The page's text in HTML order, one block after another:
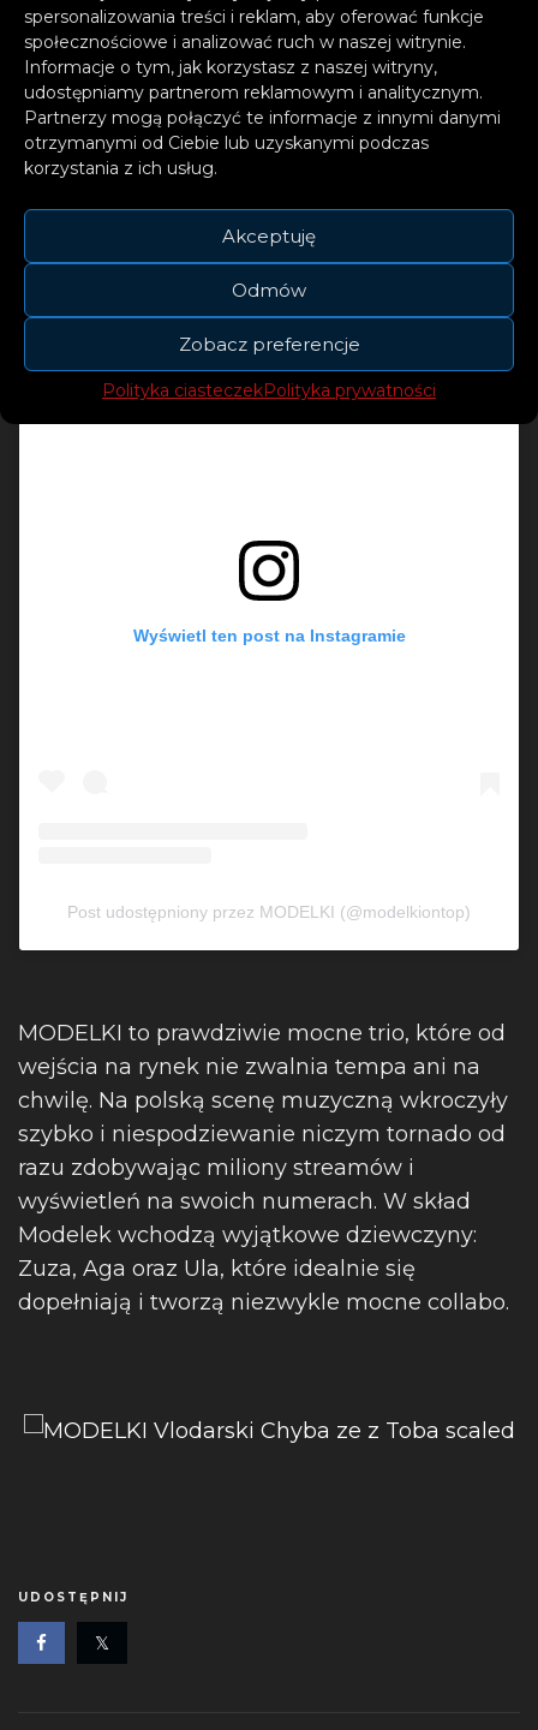
spersonalizowania treści i reklam, aby oferować funkcje
społecznościowe i analizować ruch w naszej witrynie.
Informacje o tym, jak korzystasz z naszej witryny,
udostępniamy partnerom reklamowym i analitycznym.
Partnerzy mogą połączyć te informacje z innymi danymi
otrzymanymi od Ciebie lub uzyskanymi podczas
korzystania z ich usług.
Akceptuję
Odmów
Zobacz preferencje
Polityka ciasteczekPolityka prywatności
Zdobycie wyróżnienia złotej płyty zajęło
MODELKOM tylko 10 dni od premiery singla.
Wyświetl ten post na Instagramie
Post udostępniony przez MODELKI (@modelkiontop)
MODELKI to prawdziwie mocne trio, które od
wejścia na rynek nie zwalnia tempa ani na
chwilę. Na polską scenę muzyczną wkroczyły
szybko i niespodziewanie niczym tornado od
razu zdobywając miliony streamów i
wyświetleń na swoich numerach. W skład
Modelek wchodzą wyjątkowe dziewczyny:
Zuza, Aga oraz Ula, które idealnie się
dopełniają i tworzą niezwykle mocne collabo.
UDOSTĘPNIJ